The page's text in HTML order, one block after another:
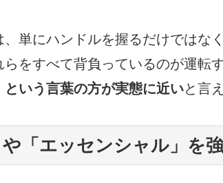
単にハンドルを握るだけではな
をすべて背負っているのが運転
という言葉の方が実態に近いと言
や「エッセンシャル」を